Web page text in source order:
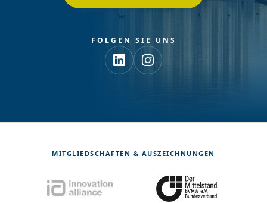
FOLGEN SIE UNS
MITGLIEDSCHAFTEN & AUSZEICHNUNGEN